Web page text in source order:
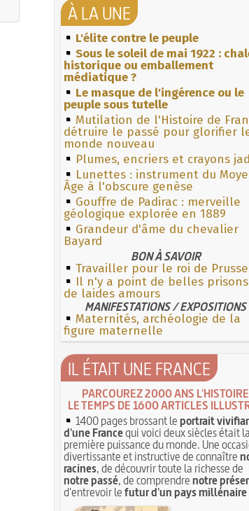
À LA UNE
L'élite contre le peuple
Sous le soleil de mai 1922 :
historique ou emballement
médiatique ?
Le masque de l'ingérence ou le
peuple sous tutelle
Mutilation de l'Histoire de
détruire le passé pour glorifier
monde nouveau
Plumes, encriers et crayons
Lunettes : instrument du
Âge à l'obscure genèse
Gouffre de Padirac : merveille
géologique explorée en 1889
Grandeur d'âme du chevalier
Bayard
BON À SAVOIR
Travailler pour le roi de Prusse
Il n'y a point de belles
de laides amours
MANIFESTATIONS / EXPOSITIONS
Maternités, archéologie de la
figure maternelle
IL ÉTAIT UNE FRANCE
PARCOUREZ 2000 ANS L'HISTOIRE
LE TEMPS DE 1600 ARTICLES
1400 pages brossant leportrait
d'une Francequi voici deux siècles était la
première puissance du monde. Une
divertissante et instructive de connaître
racines, de découvrir toute la richesse de
notre passé, de comprendrenotre
d'entrevoir lefutur d'un pays millénaire